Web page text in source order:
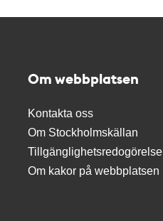
Om webbplatsen
Kontakta oss
Om Stockholmskällan
Tillgänglighetsredogörelse
Om kakor på webbplatsen